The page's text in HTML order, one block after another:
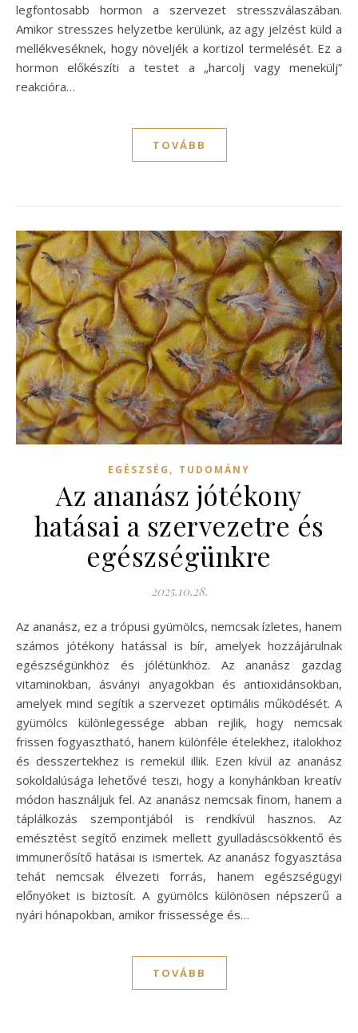
legfontosabb hormon a szervezet stresszválaszában.
Amikor stresszes helyzetbe kerülünk, az agy jelzést küld a
mellékveséknek, hogy növeljék a kortizol termelését. Ez a
hormon előkészíti a testet a „harcolj vagy menekülj”
reakcióra…
TOVÁBB
EGÉSZSÉG , TUDOMÁNY
Az ananász jótékony
hatásai a szervezetre és
egészségünkre
2025.10.28.
Az ananász, ez a trópusi gyümölcs, nemcsak ízletes, hanem
számos jótékony hatással is bír, amelyek hozzájárulnak
egészségünkhöz és jólétünkhöz. Az ananász gazdag
vitaminokban, ásványi anyagokban és antioxidánsokban,
amelyek mind segítik a szervezet optimális működését. A
gyümölcs különlegessége abban rejlik, hogy nemcsak
frissen fogyasztható, hanem különféle ételekhez, italokhoz
és desszertekhez is remekül illik. Ezen kívül az ananász
sokoldalúsága lehetővé teszi, hogy a konyhánkban kreatív
módon használjuk fel. Az ananász nemcsak finom, hanem a
táplálkozás szempontjából is rendkívül hasznos. Az
emésztést segítő enzimek mellett gyulladáscsökkentő és
immunerősítő hatásai is ismertek. Az ananász fogyasztása
tehát nemcsak élvezeti forrás, hanem egészségügyi
előnyöket is biztosít. A gyümölcs különösen népszerű a
nyári hónapokban, amikor frissessége és…
TOVÁBB